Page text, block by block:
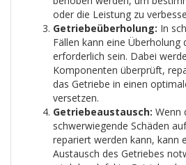
oder die Leistung zu
Getriebeüberholung: In
Fällen kann eine Überholung
erforderlich sein. Dabei
Komponenten überprüft,
das Getriebe in einen
versetzen.
Getriebeaustausch: Wenn
schwerwiegende Schäden
repariert werden kann, kann
Austausch des Getriebes